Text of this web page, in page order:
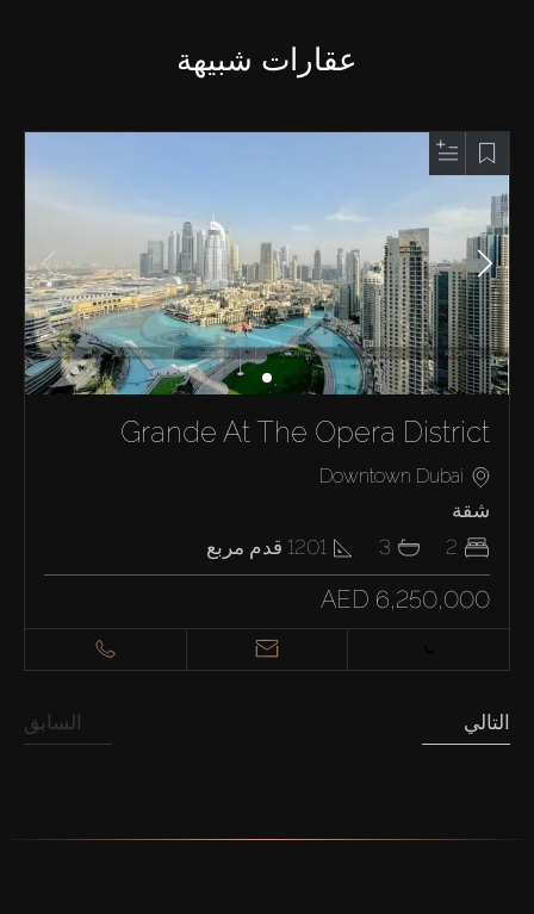
عقارات شبيهة
Grande At The Opera District
Downtown Dubai
شقة
2
3
1201 قدم مربع
AED 6,250,000
السابق التالي